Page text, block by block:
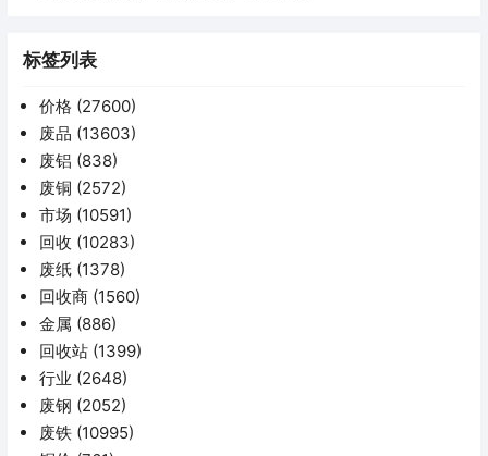
标签列表
价格 (27600)
废品 (13603)
废铝 (838)
废铜 (2572)
市场 (10591)
回收 (10283)
废纸 (1378)
回收商 (1560)
金属 (886)
回收站 (1399)
行业 (2648)
废钢 (2052)
废铁 (10995)